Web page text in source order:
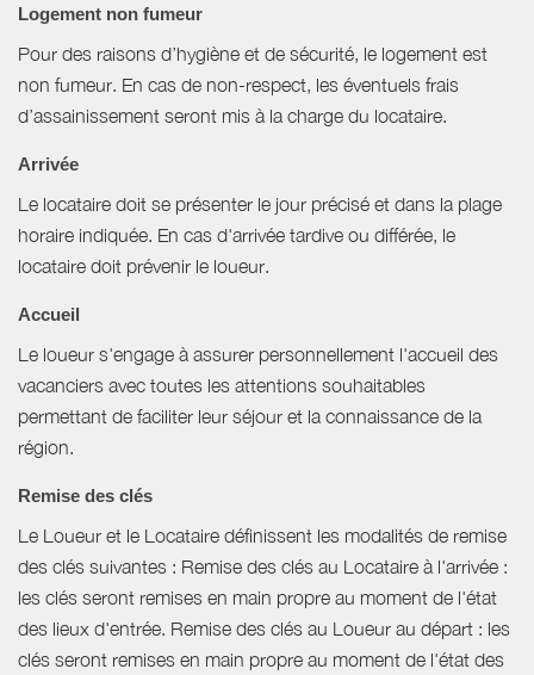
Logement non fumeur
Pour des raisons d’hygiène et de sécurité, le logement est
non fumeur. En cas de non-respect, les éventuels frais
d’assainissement seront mis à la charge du locataire.
Arrivée
Le locataire doit se présenter le jour précisé et dans la plage
horaire indiquée. En cas d'arrivée tardive ou différée, le
locataire doit prévenir le loueur.
Accueil
Le loueur s'engage à assurer personnellement l'accueil des
vacanciers avec toutes les attentions souhaitables
permettant de faciliter leur séjour et la connaissance de la
région.
Remise des clés
Le Loueur et le Locataire définissent les modalités de remise
des clés suivantes : Remise des clés au Locataire à l'arrivée :
les clés seront remises en main propre au moment de l'état
des lieux d'entrée. Remise des clés au Loueur au départ : les
clés seront remises en main propre au moment de l'état des